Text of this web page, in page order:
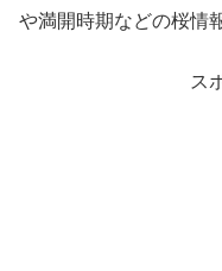
や満開時期などの桜情
ス